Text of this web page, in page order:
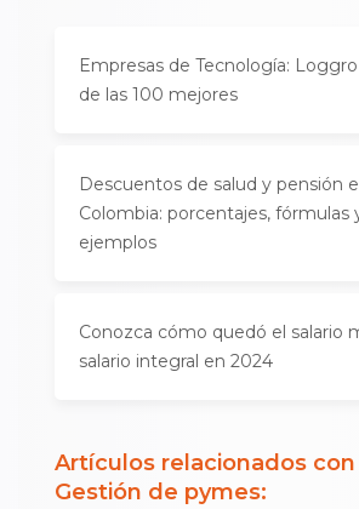
Empresas de Tecnología:
de las 100 mejores
Descuentos de salud y pensión
Colombia: porcentajes, fórmulas
ejemplos
Conozca cómo quedó el salario
salario integral en 2024
Artículos relacionados con
Gestión de pymes: